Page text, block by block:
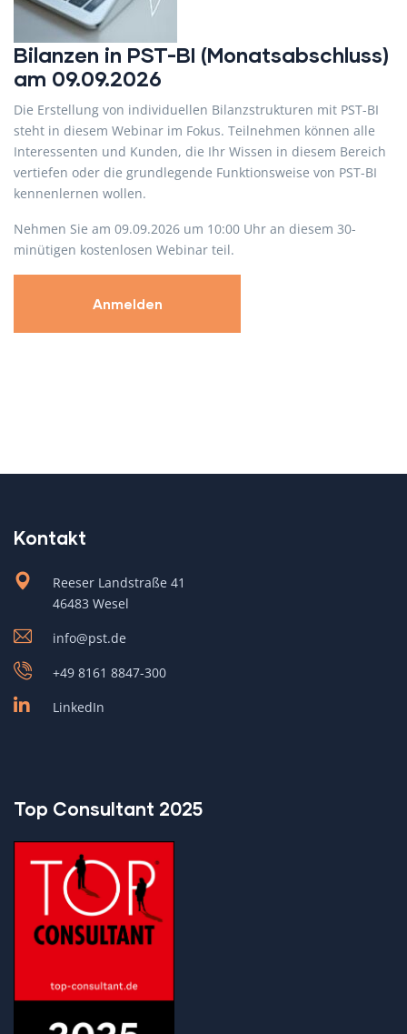
Bilanzen in PST-BI (Monatsabschluss)
am 09.09.2026
Die Erstellung von individuellen Bilanzstrukturen mit PST-BI
steht in diesem Webinar im Fokus. Teilnehmen können alle
Interessenten und Kunden, die Ihr Wissen in diesem Bereich
vertiefen oder die grundlegende Funktionsweise von PST-BI
kennenlernen wollen.
Nehmen Sie am 09.09.2026 um 10:00 Uhr an diesem 30-
minütigen kostenlosen Webinar teil.
Anmelden
Kontakt
Reeser Landstraße 41
46483 Wesel
info@pst.de
+49 8161 8847-300
LinkedIn
Top Consultant 2025